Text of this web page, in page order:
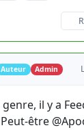
Auteur Admin
il y a
être